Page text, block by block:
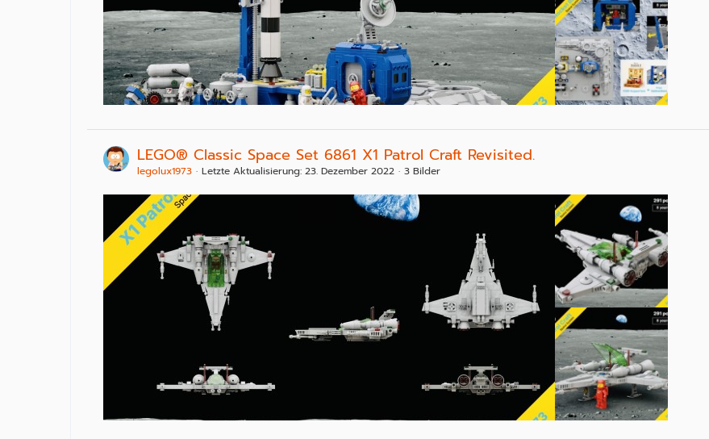
LEGO® Classic Space Set 6861 X1 Patrol Craft Revisited.
legolux1973 Letzte Aktualisierung:23. Dezember 2022 3 Bilder